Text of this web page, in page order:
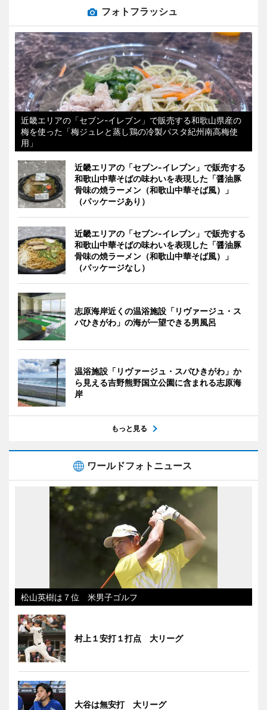
フォトフラッシュ
近畿エリアの「セブン-イレブン」で販売する和歌山県産の
梅を使った「梅ジュレと蒸し鶏の冷製パスタ紀州南高梅使
用」
近畿エリアの「セブン-イレブン」で販売する
和歌山中華そばの味わいを表現した「醤油豚
骨味の焼ラーメン（和歌山中華そば風）」
（パッケージあり）
近畿エリアの「セブン-イレブン」で販売する
和歌山中華そばの味わいを表現した「醤油豚
骨味の焼ラーメン（和歌山中華そば風）」
（パッケージなし）
志原海岸近くの温浴施設「リヴァージュ・ス
パひきがわ」の海が一望できる男風呂
温浴施設「リヴァージュ・スパひきがわ」か
ら見える吉野熊野国立公園に含まれる志原海
岸
もっと見る
ワールドフォトニュース
松山英樹は７位 米男子ゴルフ
村上１安打１打点 大リーグ
大谷は無安打 大リーグ